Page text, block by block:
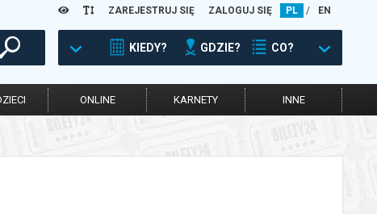
ZAREJESTRUJ SIĘ ZALOGUJ SIĘ PL / EN
KIEDY? GDZIE? CO?
ONLINE KARNETY INNE